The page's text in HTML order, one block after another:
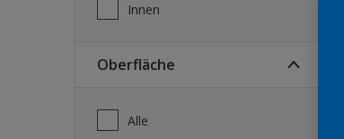
Innen
Oberfläche
Alle